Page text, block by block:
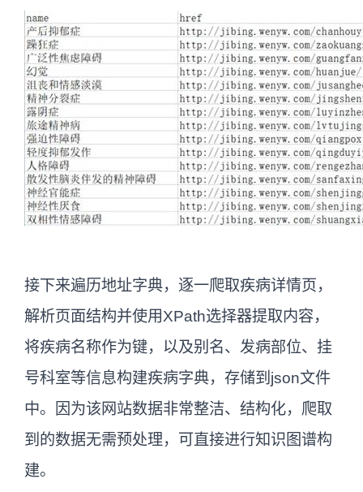
接下来遍历地址字典，逐一爬取疾病详情页，
解析页面结构并使用XPath选择器提取内容，
将疾病名称作为键，以及别名、发病部位、挂
号科室等信息构建疾病字典，存储到json文件
中。因为该网站数据非常整洁、结构化，爬取
到的数据无需预处理，可直接进行知识图谱构
建。